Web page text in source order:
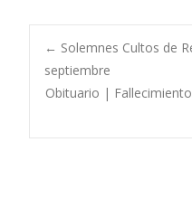
e
b
o
o
k
itt
er
p
y
Li
n
k
p
ar
ti
r
Post
← Solemnes Cultos de
septiembre
Obituario |